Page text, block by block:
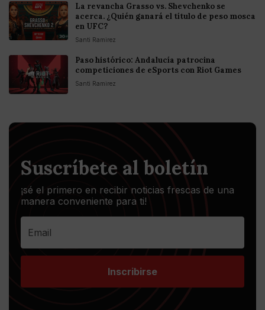
La revancha Grasso vs. Shevchenko se
acerca. ¿Quién ganará el título de peso mosca
en UFC?
Santi Ramirez
Paso histórico: Andalucía patrocina
competiciones de eSports con Riot Games
Santi Ramirez
Suscríbete al boletín
¡sé el primero en recibir noticias frescas de una
manera conveniente para ti!
Inscribirse